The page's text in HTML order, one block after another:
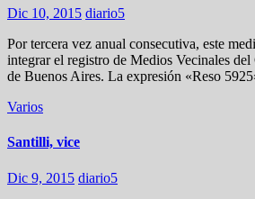
Dic 10, 2015 diario5
Por tercera vez anual consecutiva, este
integrar el registro de Medios Vecinales
de Buenos Aires. La expresión «Reso
Varios
Santilli, vice
Dic 9, 2015 diario5